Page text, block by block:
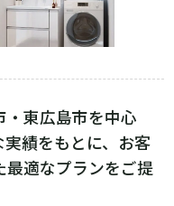
東広島市を中心
績をもとに、お客
適なプランをご提